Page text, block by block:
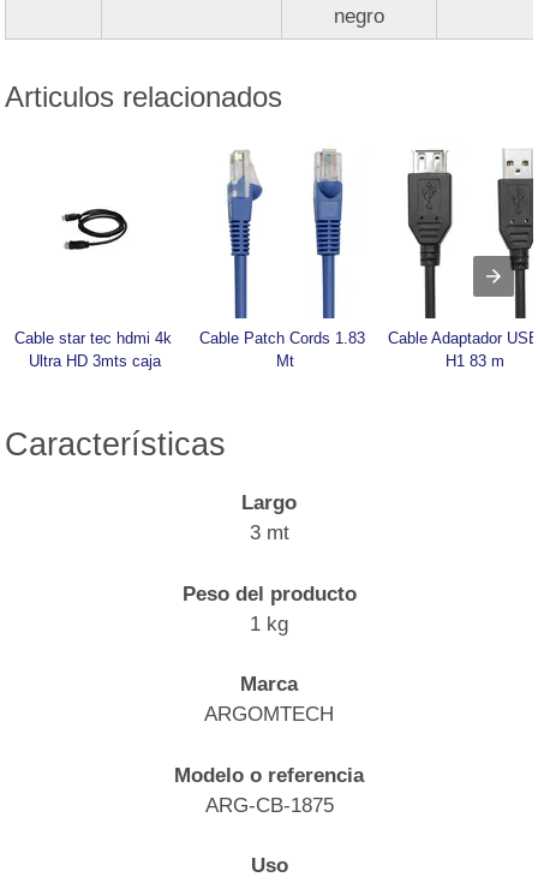
negro
Articulos relacionados
Cable star tec hdmi 4k
Ultra HD 3mts caja
Cable Patch Cords 1.83
Mt
Cable Adaptador
H1 83 m
Características
Largo
3 mt
Peso del producto
1 kg
Marca
ARGOMTECH
Modelo o referencia
ARG-CB-1875
Uso